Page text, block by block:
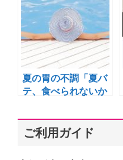
夏の胃の不調「夏バ
テ、食べられないか
環を解消！
ご利用ガイド